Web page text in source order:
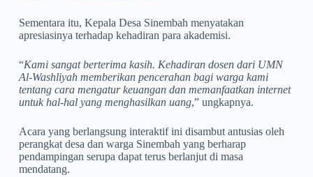
Sementara itu, Kepala Desa Sinembah menyatakan
apresiasinya terhadap kehadiran para akademisi.
“Kami sangat berterima kasih. Kehadiran dosen dari UMN
Al-Washliyah memberikan pencerahan bagi warga kami
tentang cara mengatur keuangan dan memanfaatkan internet
untuk hal-hal yang menghasilkan uang,” ungkapnya.
Acara yang berlangsung interaktif ini disambut antusias oleh
perangkat desa dan warga Sinembah yang berharap
pendampingan serupa dapat terus berlanjut di masa
mendatang.